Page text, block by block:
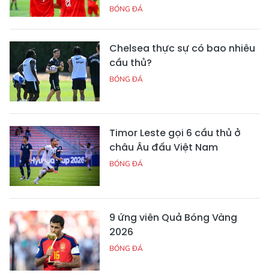
BÓNG ĐÁ
Chelsea thực sự có bao nhiêu
cầu thủ?
BÓNG ĐÁ
Timor Leste gọi 6 cầu thủ ở
châu Âu đấu Việt Nam
BÓNG ĐÁ
9 ứng viên Quả Bóng Vàng
2026
BÓNG ĐÁ